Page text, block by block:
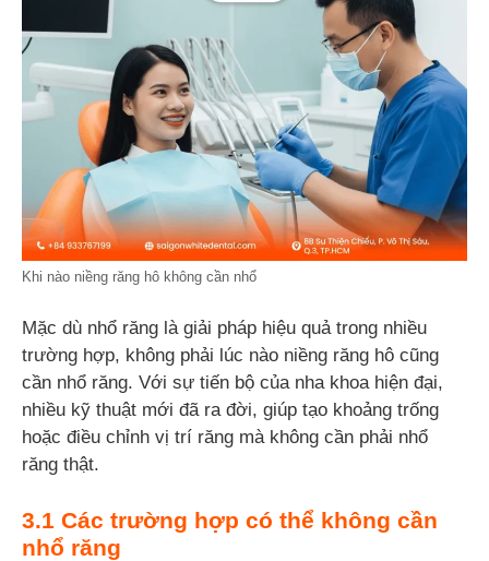
Khi nào niềng răng hô không cần nhổ
Mặc dù nhổ răng là giải pháp hiệu quả trong nhiều
trường hợp, không phải lúc nào niềng răng hô cũng
cần nhổ răng. Với sự tiến bộ của nha khoa hiện đại,
nhiều kỹ thuật mới đã ra đời, giúp tạo khoảng trống
hoặc điều chỉnh vị trí răng mà không cần phải nhổ
răng thật.
3.1 Các trường hợp có thể không cần
nhổ răng